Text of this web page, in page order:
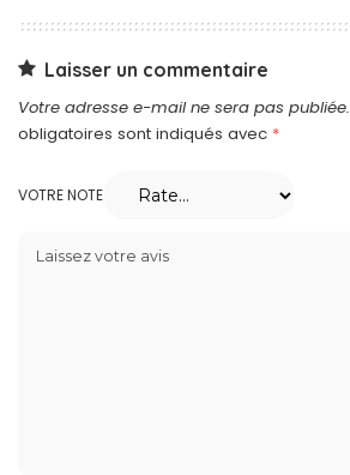
Laisser un commentaire
Votre adresse e-mail ne sera pas publiée.
obligatoires sont indiqués avec *
VOTRE NOTE